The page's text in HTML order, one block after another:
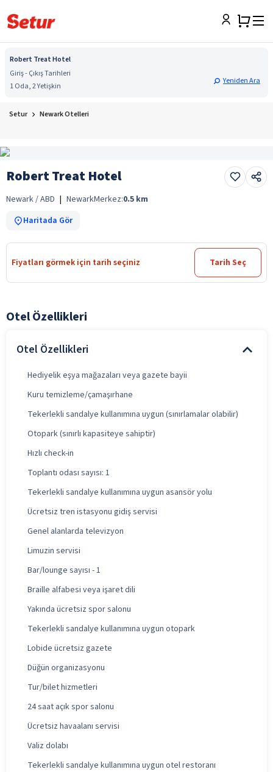
Robert Treat Hotel
Giriş - Çıkış Tarihleri
1 Oda, 2 Yetişkin
Yeniden Ara
Setur Newark Otelleri
Robert Treat Hotel
Newark / ABD | NewarkMerkez:0.5 km
Haritada Gör
Fiyatları görmek için tarih seçiniz Tarih Seç
Otel Özellikleri
Otel Özellikleri
Hediyelik eşya mağazaları veya gazete bayii
Kuru temizleme/çamaşırhane
Tekerlekli sandalye kullanımına uygun (sınırlamalar olabilir)
Otopark (sınırlı kapasiteye sahiptir)
Hızlı check-in
Toplantı odası sayısı: 1
Tekerlekli sandalye kullanımına uygun asansör yolu
Ücretsiz tren istasyonu gidiş servisi
Genel alanlarda televizyon
Limuzin servisi
Bar/lounge sayısı - 1
Braille alfabesi veya işaret dili
Yakında ücretsiz spor salonu
Tekerlekli sandalye kullanımına uygun otopark
Lobide ücretsiz gazete
Düğün organizasyonu
Tur/bilet hizmetleri
24 saat açık spor salonu
Ücretsiz havaalanı servisi
Valiz dolabı
Tekerlekli sandalye kullanımına uygun otel restoranı